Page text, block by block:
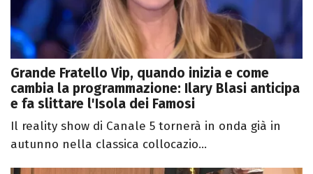
Grande Fratello Vip, quando inizia e come
cambia la programmazione: Ilary Blasi anticipa
e fa slittare l'Isola dei Famosi
Il reality show di Canale 5 tornerà in onda già in
autunno nella classica collocazio...